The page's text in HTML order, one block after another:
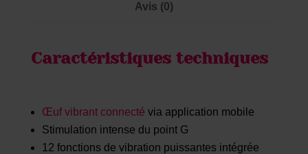
Avis (0)
Caractéristiques techniques
Œuf vibrant connecté via application mobile
Stimulation intense du point G
12 fonctions de vibration puissantes intégrée